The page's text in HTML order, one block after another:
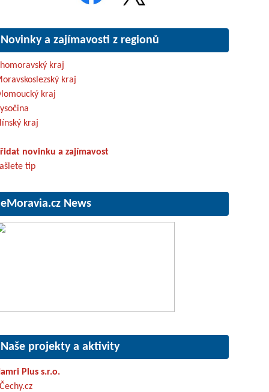
Novinky a zajímavosti z regionů
kraj
kraj
kraj
kraj
novinku a zajímavost
tip
eMoravia.cz News
Naše projekty a aktivity
Plus s.r.o.